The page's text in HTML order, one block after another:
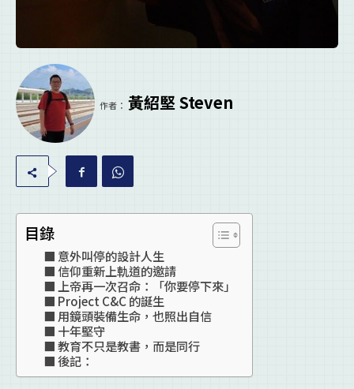
作者： 黃紹堅 Steven
目錄
意外叫停的設計人生
信仰重新上軌道的邀請
上帝再一次召命：「你要停下來」
Project C&C 的誕生
用鏡頭裝備生命，也照出自信
十年堅守
教育不只是教書，而是同行
後記：